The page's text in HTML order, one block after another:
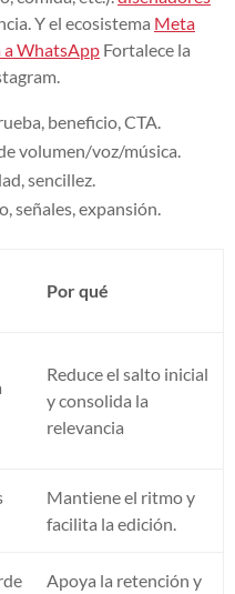
Y el ecosistema Meta
a WhatsApp Fortalece la
beneficio, CTA.
volumen/voz/música.
sencillez.
señales, expansión.
Por qué
Reduce el salto inicial
y consolida la
relevancia
Mantiene el ritmo y
facilita la edición.
Apoya la retención y